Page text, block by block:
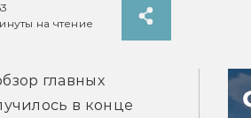
на чтение
главных
в конце